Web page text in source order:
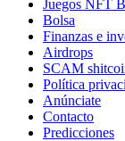
Juegos NFT
Bolsa
Finanzas e
Airdrops
SCAM
Política
Anúnciate
Contacto
Predicciones